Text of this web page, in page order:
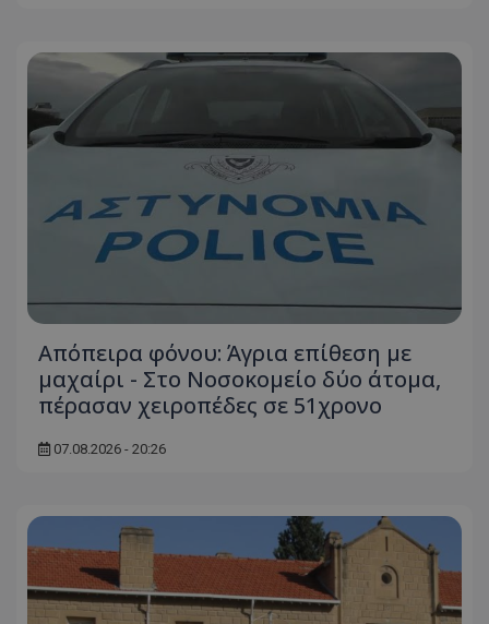
Απόπειρα φόνου: Άγρια επίθεση με
μαχαίρι - Στο Νοσοκομείο δύο άτομα,
πέρασαν χειροπέδες σε 51χρονο
07.08.2026 - 20:26